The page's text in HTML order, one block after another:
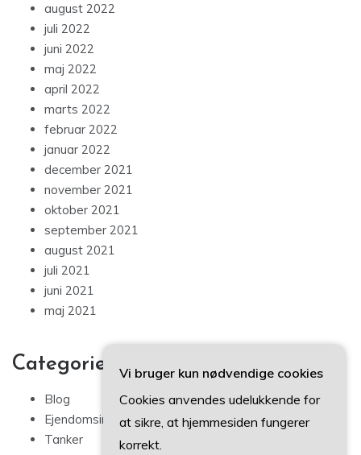
august 2022
juli 2022
juni 2022
maj 2022
april 2022
marts 2022
februar 2022
januar 2022
december 2021
november 2021
oktober 2021
september 2021
august 2021
juli 2021
juni 2021
maj 2021
Categories
Blog
Ejendomsinvestering
Tanker
Vi bruger kun nødvendige cookies
Cookies anvendes udelukkende for
at sikre, at hjemmesiden fungerer
korrekt.